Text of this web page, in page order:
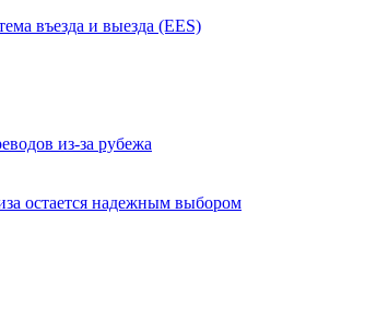
въезда и выезда (EES)
из-за рубежа
остается надежным выбором